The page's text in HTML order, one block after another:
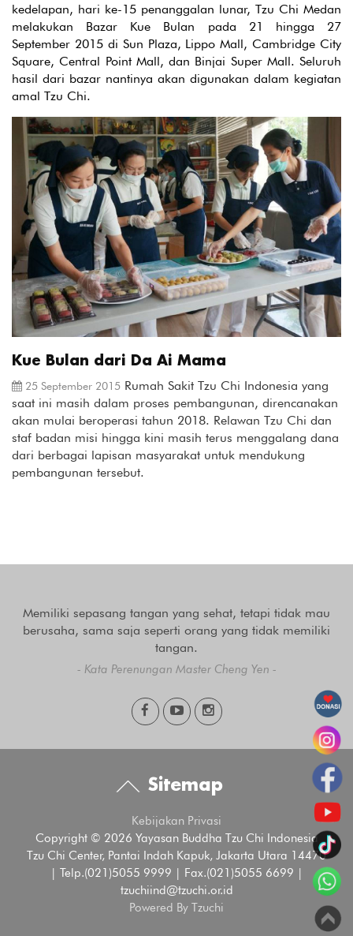
kedelapan, hari ke-15 penanggalan lunar, Tzu Chi Medan
melakukan Bazar Kue Bulan pada 21 hingga 27
September 2015 di Sun Plaza, Lippo Mall, Cambridge City
Square, Central Point Mall, dan Binjai Super Mall. Seluruh
hasil dari bazar nantinya akan digunakan dalam kegiatan
amal Tzu Chi.
Kue Bulan dari Da Ai Mama
25 September 2015 Rumah Sakit Tzu Chi Indonesia yang
saat ini masih dalam proses pembangunan, direncanakan
akan mulai beroperasi tahun 2018. Relawan Tzu Chi dan
staf badan misi hingga kini masih terus menggalang dana
dari berbagai lapisan masyarakat untuk mendukung
pembangunan tersebut.
Memiliki sepasang tangan yang sehat, tetapi tidak mau
berusaha, sama saja seperti orang yang tidak memiliki
tangan.
- Kata Perenungan Master Cheng Yen -
Sitemap
Kebijakan Privasi
Copyright © 2026 Yayasan Buddha Tzu Chi Indonesia
Tzu Chi Center, Pantai Indah Kapuk, Jakarta Utara 14470
| Telp.(021)5055 9999 | Fax.(021)5055 6699 |
tzuchiind@tzuchi.or.id
Powered By Tzuchi